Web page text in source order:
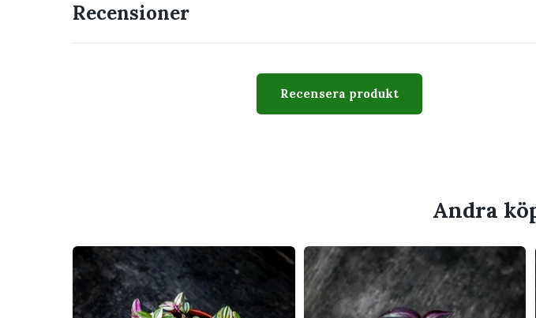
Hylla eller ampel där rankorna får hänga
En plats där plantan enkelt kan toppas och förökas
Ett extra ljust läge som hjälper färgteckningen att behållas
Sorten kännetecknas av tjocka gröna blad med breda rosa, vita och lila ränder.
randiga pastellfärgade bladverket blir tydligast i ljust indirekt ljus. De mjuka
Skötsel
Recensioner
Recensera produkt
Andra